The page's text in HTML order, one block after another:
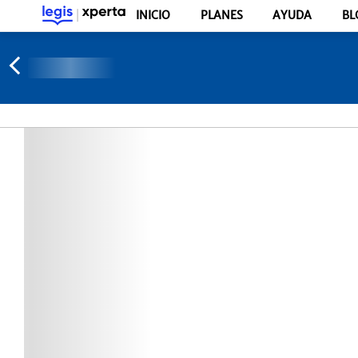
INICIO PLANES AYUDA